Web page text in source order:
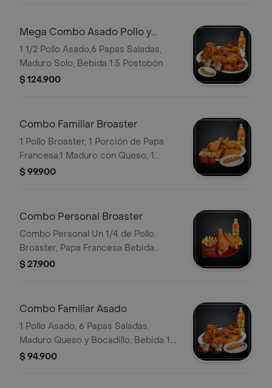
Mega Combo Asado Pollo y
Medio
1 1/2 Pollo Asado,6 Papas Saladas,
Maduro Solo, Bebida 1.5 Postobón
$ 124.900
Combo Familiar Broaster
1 Pollo Broaster, 1 Porción de Papa
Francesa,1 Maduro con Queso, 1
Bebida 1.5 Postobón
$ 99.900
Combo Personal Broaster
Combo Personal Un 1/4 de Pollo
Broaster, Papa Francesa Bebida
Personal
$ 27.900
Combo Familiar Asado
1 Pollo Asado, 6 Papas Saladas,
Maduro Queso y Bocadillo, Bebida 1.5
Postobón
$ 94.900